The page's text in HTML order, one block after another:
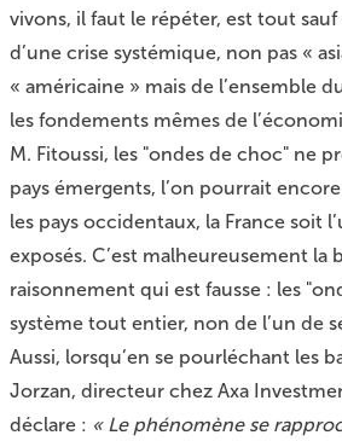
vivons, il faut le répéter, est tout sauf
d’une crise systémique, non pas «
« américaine » mais de l’ensemble
les fondements mêmes de
M. Fitoussi, les "ondes de choc" ne
pays émergents, l’on pourrait
les pays occidentaux, la France soit
exposés. C’est malheureusement la
raisonnement qui est fausse : les
système tout entier, non de l’un de
Aussi, lorsqu’en se pourléchant les
Jorzan, directeur chez Axa
déclare : « Le phénomène se